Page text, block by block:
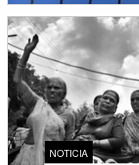
NOTICIA